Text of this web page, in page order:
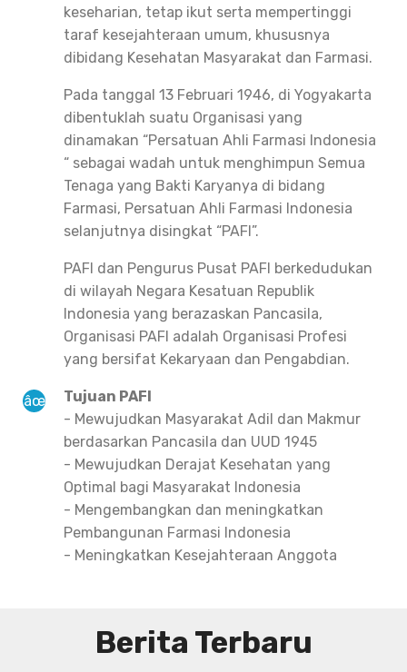
keseharian, tetap ikut serta mempertinggi
taraf kesejahteraan umum, khususnya
dibidang Kesehatan Masyarakat dan Farmasi.
Pada tanggal 13 Februari 1946, di Yogyakarta
dibentuklah suatu Organisasi yang
dinamakan “Persatuan Ahli Farmasi Indonesia
“ sebagai wadah untuk menghimpun Semua
Tenaga yang Bakti Karyanya di bidang
Farmasi, Persatuan Ahli Farmasi Indonesia
selanjutnya disingkat “PAFI”.
PAFI dan Pengurus Pusat PAFI berkedudukan
di wilayah Negara Kesatuan Republik
Indonesia yang berazaskan Pancasila,
Organisasi PAFI adalah Organisasi Profesi
yang bersifat Kekaryaan dan Pengabdian.
Tujuan PAFI
- Mewujudkan Masyarakat Adil dan Makmur
berdasarkan Pancasila dan UUD 1945
- Mewujudkan Derajat Kesehatan yang
Optimal bagi Masyarakat Indonesia
- Mengembangkan dan meningkatkan
Pembangunan Farmasi Indonesia
- Meningkatkan Kesejahteraan Anggota
Berita Terbaru